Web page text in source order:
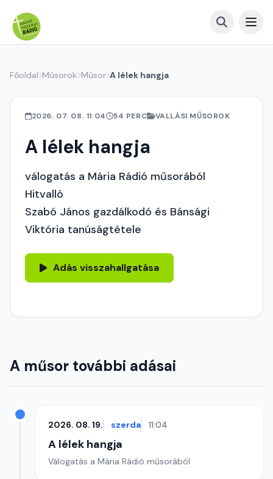
Főoldal Műsorok Műsor A lélek hangja
2026. 07. 08. 11:04 54 PERC VALLÁSI MŰSOROK
A lélek hangja
válogatás a Mária Rádió műsorából
Hitvalló
Szabó János gazdálkodó és Bánsági
Viktória tanúságtétele
Adás visszahallgatása
A műsor további adásai
2026. 08. 19. szerda 11:04
A lélek hangja
Válogatás a Mária Rádió műsorából